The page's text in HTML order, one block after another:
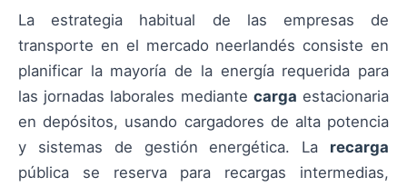
La estrategia habitual de las empresas de
transporte en el mercado neerlandés consiste en
planificar la mayoría de la energía requerida para
las jornadas laborales mediante carga estacionaria
en depósitos, usando cargadores de alta potencia
y sistemas de gestión energética. La recarga
pública se reserva para recargas intermedias,